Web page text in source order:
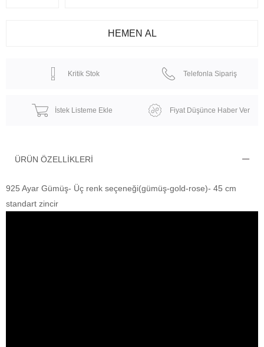
Kritik Stok Telefonla Sipariş
İstek Listeme Ekle Fiyat Düşünce Haber Ver
ÜRÜN ÖZELLIKLERI
925 Ayar Gümüş- Üç renk seçeneği(gümüş-gold-rose)- 45 cm
standart zincir